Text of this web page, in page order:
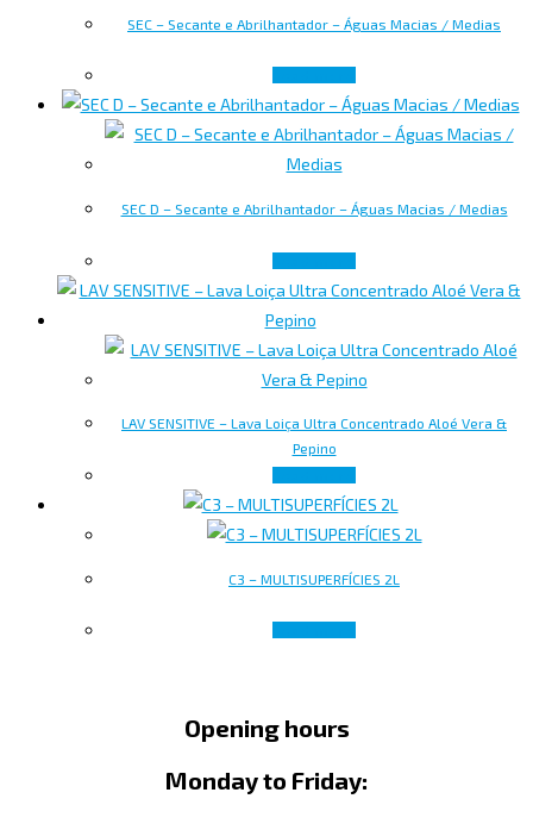
SEC – Secante e Abrilhantador – Águas Macias / Medias
SEC D – Secante e Abrilhantador – Águas Macias / Medias
LAV SENSITIVE – Lava Loiça Ultra Concentrado Aloé Vera &
Pepino
C3 – MULTISUPERFÍCIES 2L
Opening hours
Monday to Friday: